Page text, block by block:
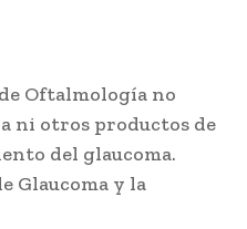
Oftalmología no
ni otros productos de
del glaucoma.
Glaucoma y la